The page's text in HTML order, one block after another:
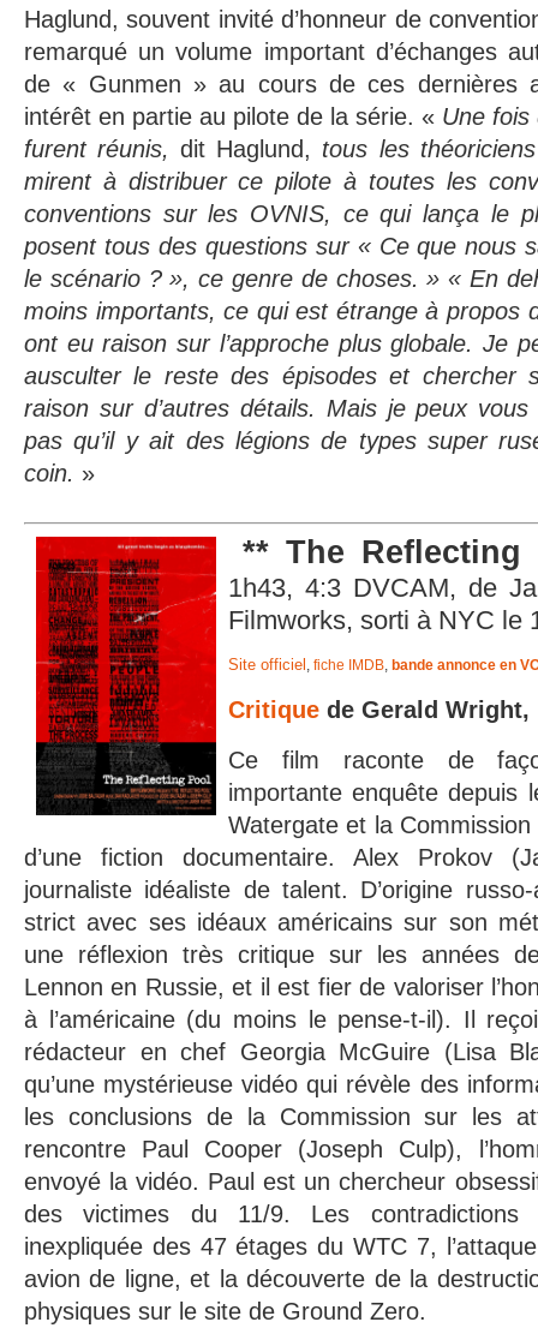
Haglund, souvent invité d’honneur de
remarqué un volume important d’échanges
de « Gunmen » au cours de ces dernières
intérêt en partie au pilote de la série. « Une fois
furent réunis, dit Haglund, tous les
mirent à distribuer ce pilote à toutes les
conventions sur les OVNIS, ce qui lança le
posent tous des questions sur « Ce que nous
le scénario ? », ce genre de choses. » « En
moins importants, ce qui est étrange à propos
ont eu raison sur l’approche plus globale. Je
ausculter le reste des épisodes et chercher
raison sur d’autres détails. Mais je peux vous
pas qu’il y ait des légions de types super
coin. »
** The
1h43, 4:3 DVCAM, de
Filmworks, sorti à NYC le
Site officiel fiche IMDB bande annonce en
Critique de Gerald
Ce film raconte de
importante enquête depuis
Watergate et la
d’une fiction documentaire. Alex Prokov
journaliste idéaliste de talent. D’origine
strict avec ses idéaux américains sur son
une réflexion très critique sur les années
Lennon en Russie, et il est fier de valoriser
à l’américaine (du moins le pense-t-il). Il
rédacteur en chef Georgia McGuire (Lisa
qu’une mystérieuse vidéo qui révèle des
les conclusions de la Commission sur les
rencontre Paul Cooper (Joseph Culp),
envoyé la vidéo. Paul est un chercheur
des victimes du 11/9. Les contradictions
inexpliquée des 47 étages du WTC 7,
avion de ligne, et la découverte de la
physiques sur le site de Ground Zero.